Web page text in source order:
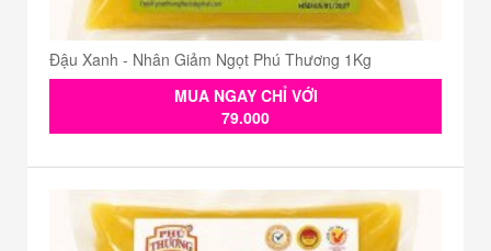
Đậu Xanh - Nhân Giảm Ngọt Phú Thương 1Kg
MUA NGAY CHỈ VỚI
79.000